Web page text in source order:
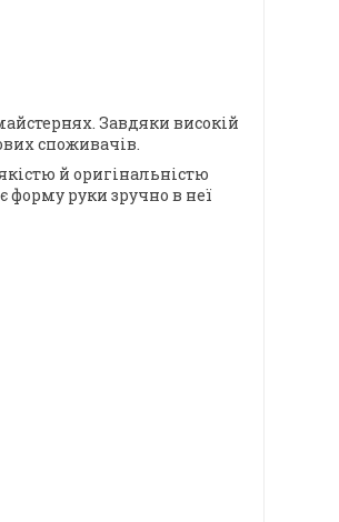
Завдяки високій
споживачів.
й оригінальністю
форму руки зручно в неї